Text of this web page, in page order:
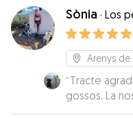
Sònia · Los
Arenys
“Tracte
gossos. La nostra gossa va estar-se dos nits i la
van cuidar